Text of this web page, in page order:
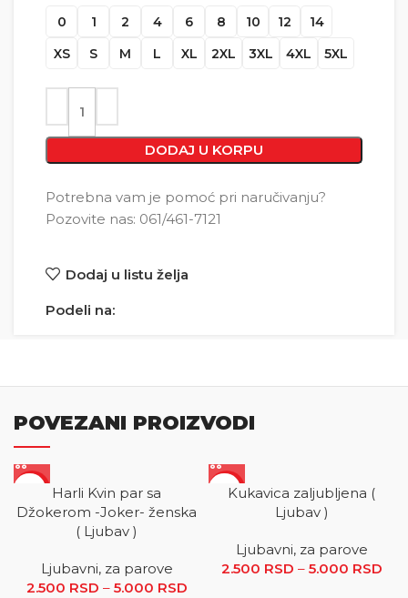
0 1 2 4 6 8 10 12
14
XS
S M L XL 2XL 3XL 4XL 5XL
DODAJ U KORPU
Potrebna vam je pomoć pri naručivanju?
Pozovite nas: 061/461-7121
Dodaj u listu želja
Podeli na:
POVEZANI PROIZVODI
Harli Kvin par sa
Džokerom -Joker- ženska
( Ljubav )
Ljubavni, za parove
2.500 RSD – 5.000 RSD
SALEKukavica zaljubljena (
Ljubav )
Ljubavni, za parove
2.500 RSD – 5.000 RSD